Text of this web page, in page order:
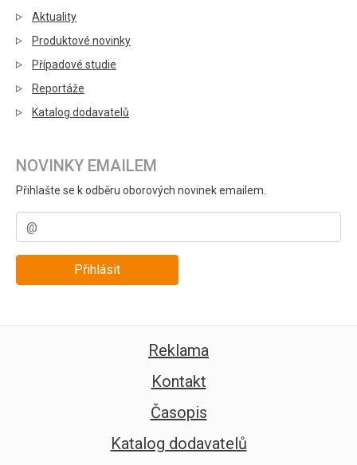
Aktuality
Produktové novinky
Případové studie
Reportáže
Katalog dodavatelů
NOVINKY EMAILEM
Přihlašte se k odběru oborových novinek emailem.
Přihlásit
Reklama
Kontakt
Časopis
Katalog dodavatelů